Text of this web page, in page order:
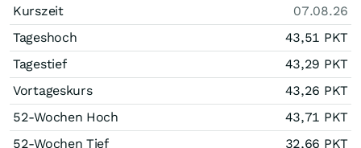
Kurszeit
07.08.26
Tageshoch
43,51 PKT
Tagestief
43,29 PKT
Vortageskurs
43,26 PKT
52-Wochen Hoch
43,71 PKT
52-Wochen Tief
32,66 PKT